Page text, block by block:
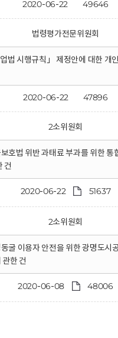
2020-06-22 49646
법령평가전문위원회
업법 시행규칙」 제정안에 대한 개
2020-06-22 47896
2소위원회
호법 위반 과태료 부과를 위한 통
건
2020-06-22 51637
2소위원회
굴 이용자 안전을 위한 광명도시
한 건
2020-06-08 48006